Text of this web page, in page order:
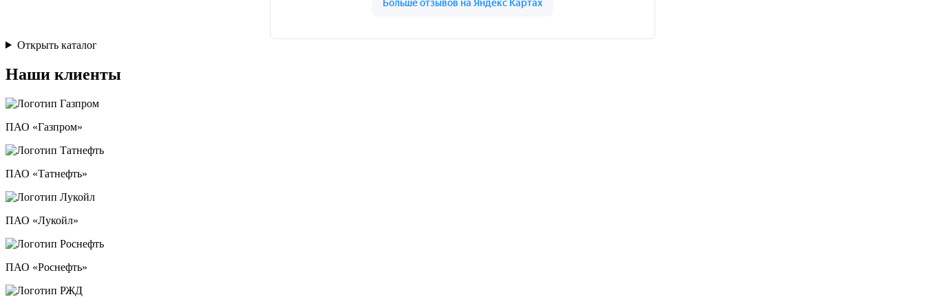
Открыть каталог
Наши клиенты
ПАО «Газпром»
ПАО «Татнефть»
ПАО «Лукойл»
ПАО «Роснефть»